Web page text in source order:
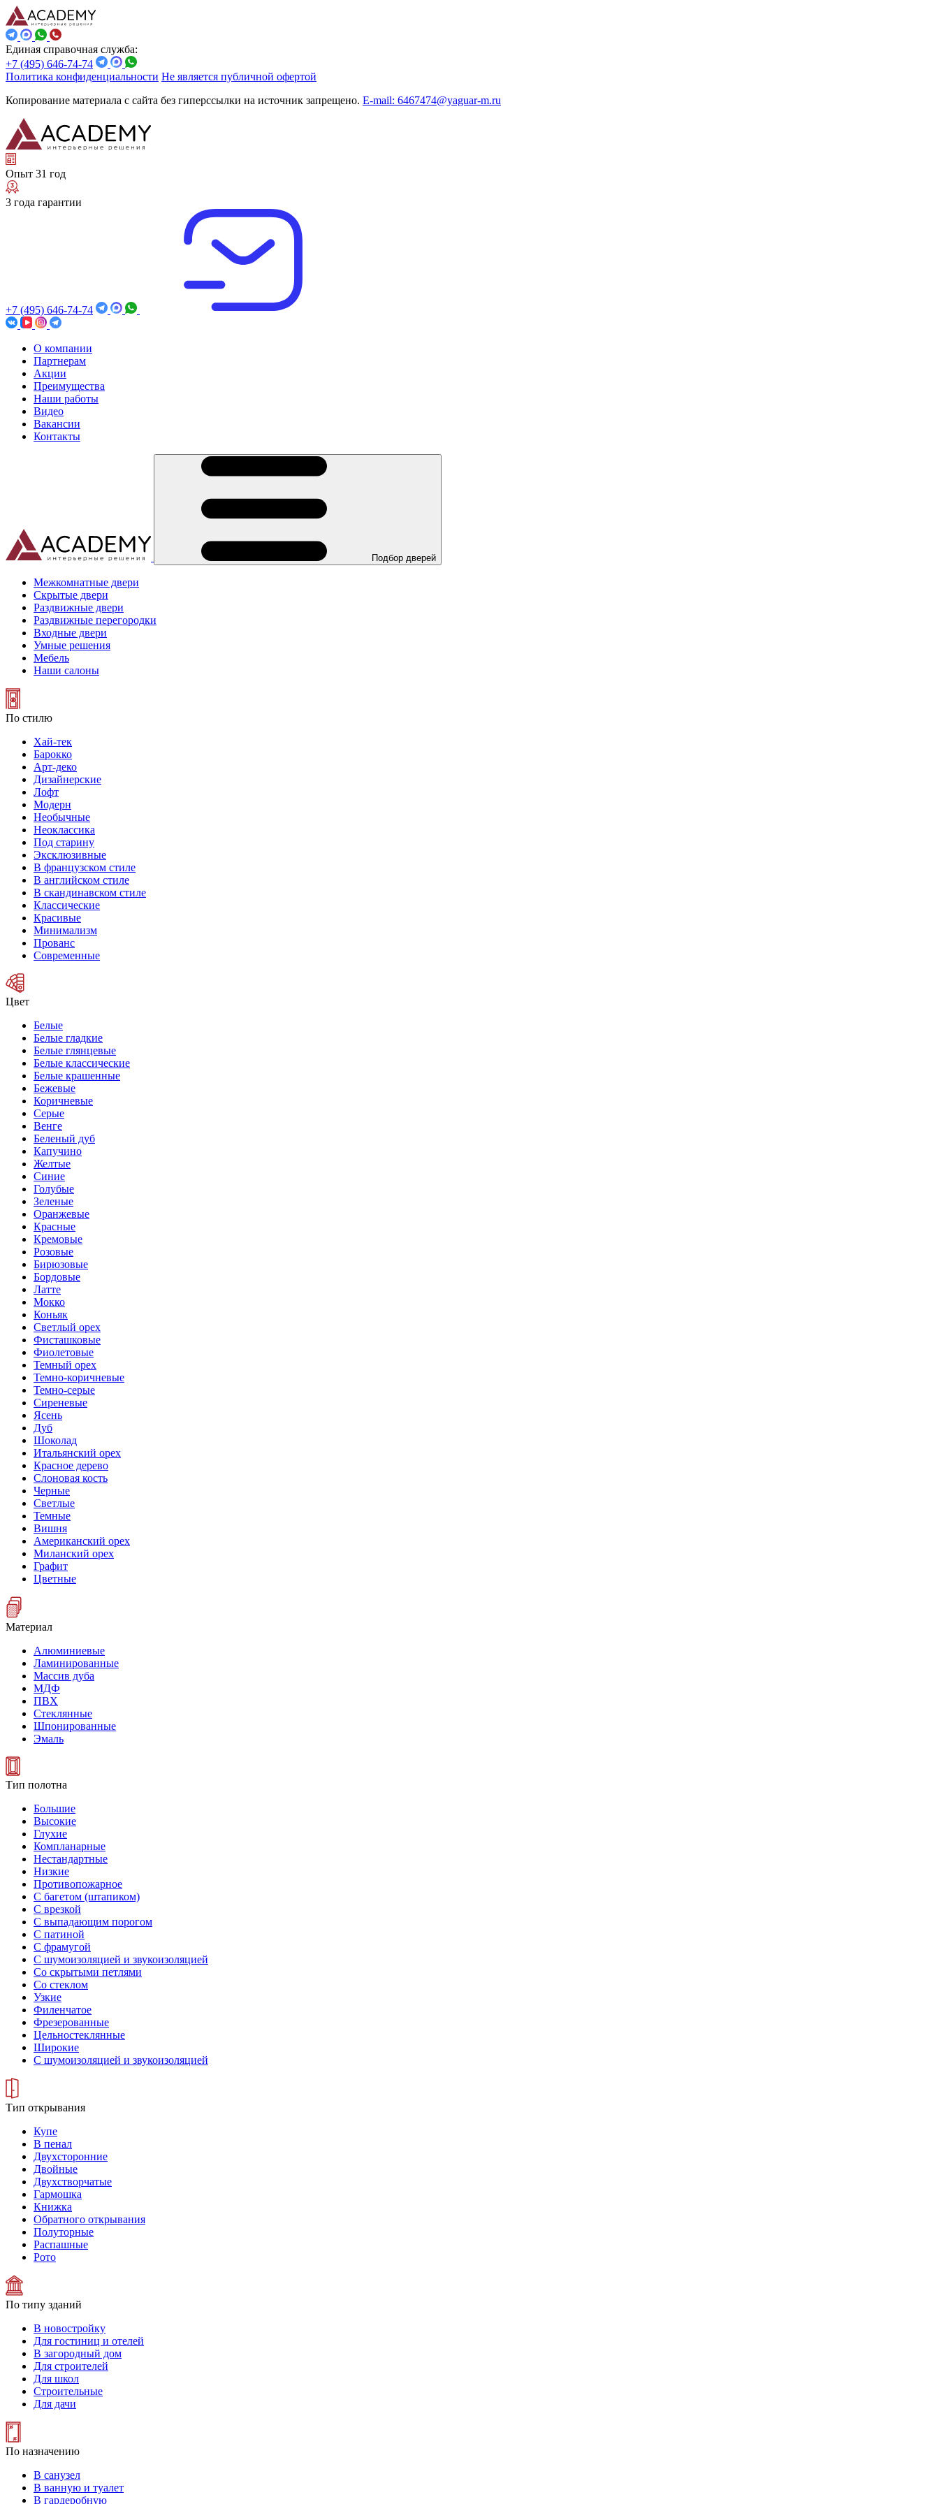
Единая справочная служба:
+7 (495) 646-74-74
Политика конфиденциальности Не является публичной офертой
Копирование материала с сайта без гиперссылки на источник запрещено. E-mail: 6467474@yaguar-m.ru
Опыт 31 год
3 года гарантии
+7 (495) 646-74-74
О компании
Партнерам
Акции
Преимущества
Наши работы
Видео
Вакансии
Контакты
Подбор дверей
Межкомнатные двери
Скрытые двери
Раздвижные двери
Раздвижные перегородки
Входные двери
Умные решения
Мебель
Наши салоны
По стилю
Хай-тек
Барокко
Арт-деко
Дизайнерские
Лофт
Модерн
Необычные
Неоклассика
Под старину
Эксклюзивные
В французском стиле
В английском стиле
В скандинавском стиле
Классические
Красивые
Минимализм
Прованс
Современные
Цвет
Белые
Белые гладкие
Белые глянцевые
Белые классические
Белые крашенные
Бежевые
Коричневые
Серые
Венге
Беленый дуб
Капучино
Желтые
Синие
Голубые
Зеленые
Оранжевые
Красные
Кремовые
Розовые
Бирюзовые
Бордовые
Латте
Мокко
Коньяк
Светлый орех
Фисташковые
Фиолетовые
Темный орех
Темно-коричневые
Темно-серые
Сиреневые
Ясень
Дуб
Шоколад
Итальянский орех
Красное дерево
Слоновая кость
Черные
Светлые
Темные
Вишня
Американский орех
Миланский орех
Графит
Цветные
Материал
Алюминиевые
Ламинированные
Массив дуба
МДФ
ПВХ
Стеклянные
Шпонированные
Эмаль
Тип полотна
Большие
Высокие
Глухие
Компланарные
Нестандартные
Низкие
Противопожарное
С багетом (штапиком)
С врезкой
С выпадающим порогом
С патиной
С фрамугой
С шумоизоляцией и звукоизоляцией
Со скрытыми петлями
Со стеклом
Узкие
Филенчатое
Фрезерованные
Цельностеклянные
Широкие
С шумоизоляцией и звукоизоляцией
Тип открывания
Купе
В пенал
Двухсторонние
Двойные
Двухстворчатые
Гармошка
Книжка
Обратного открывания
Полуторные
Распашные
Рото
По типу зданий
В новостройку
Для гостиниц и отелей
В загородный дом
Для строителей
Для школ
Строительные
Для дачи
По назначению
В санузел
В ванную и туалет
В гардеробную